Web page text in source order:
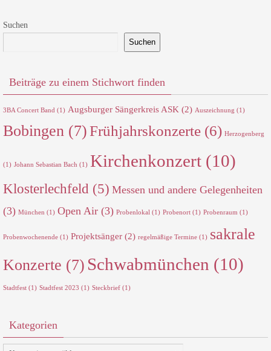
Suchen
Suchen
Beiträge zu einem Stichwort finden
3BA Concert Band (1) Augsburger Sängerkreis ASK (2) Auszeichnung (1)
Bobingen (7)Frühjahrskonzerte (6) Herzogenberg
(1) Johann Sebastian Bach (1) Kirchenkonzert (10)
Klosterlechfeld (5) Messen und andere Gelegenheiten
(3) München (1) Open Air (3) Probenlokal (1) Probenort (1) Probenraum (1)
Probenwochenende (1) Projektsänger (2) regelmäßige Termine (1) sakrale
Konzerte (7) Schwabmünchen (10)
Stadtfest (1) Stadtfest 2023 (1) Steckbrief (1)
Kategorien